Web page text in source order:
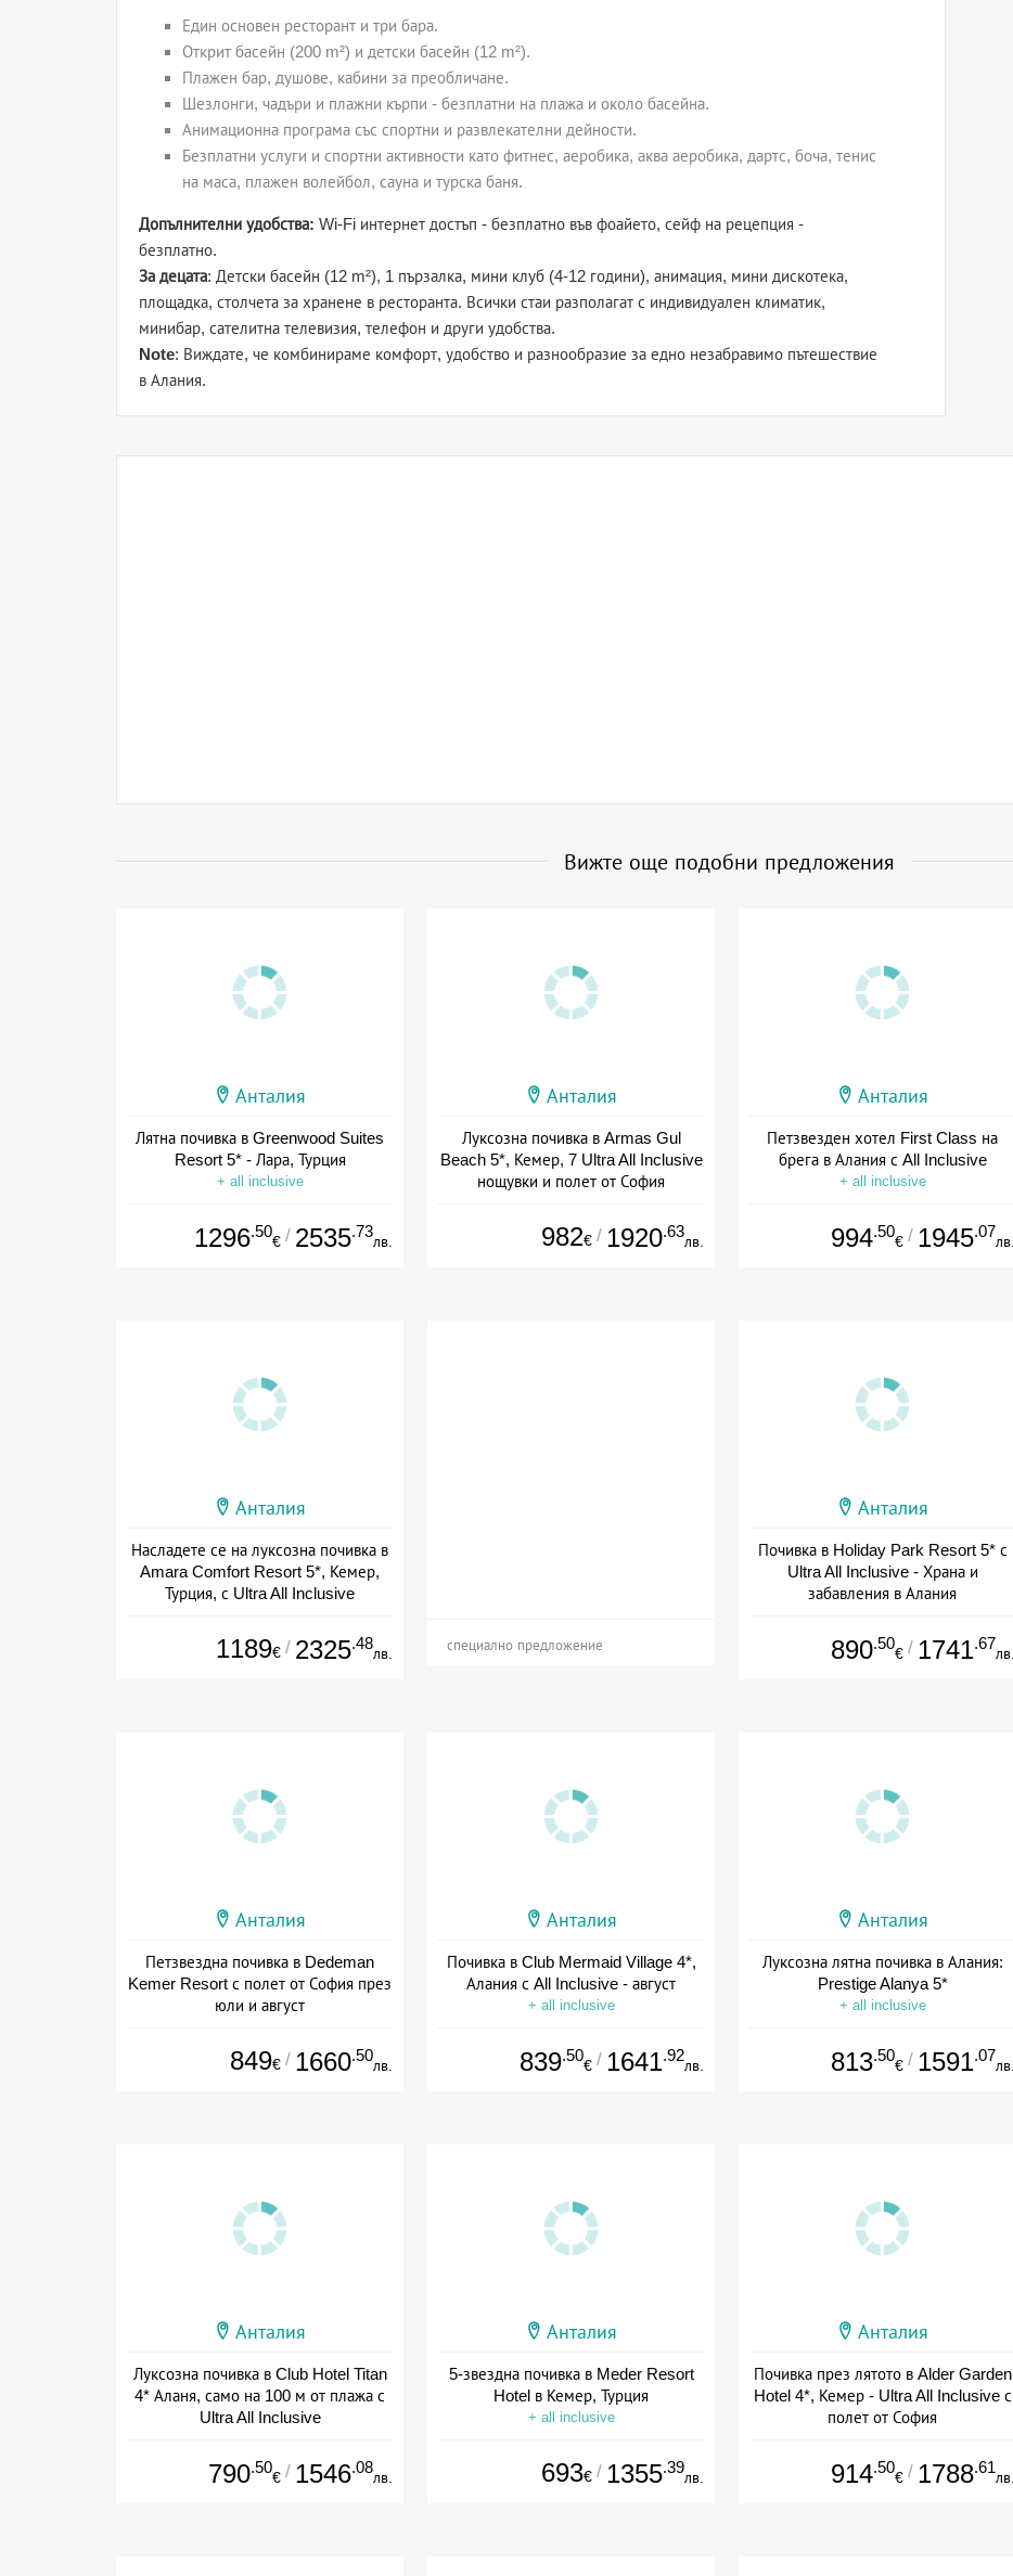
Един основен ресторант и три бара.
Открит басейн (200 m²) и детски басейн (12 m²).
Плажен бар, душове, кабини за преобличане.
Шезлонги, чадъри и плажни кърпи - безплатни на плажа и около басейна.
Анимационна програма със спортни и развлекателни дейности.
Безплатни услуги и спортни активности като фитнес, аеробика, аква аеробика, дартс, боча, тенис
на маса, плажен волейбол, сауна и турска баня.
Допълнителни удобства: Wi-Fi интернет достъп - безплатно във фоайето, сейф на рецепция -
безплатно.
За децата: Детски басейн (12 m²), 1 пързалка, мини клуб (4-12 години), анимация, мини дискотека,
площадка, столчета за хранене в ресторанта. Всички стаи разполагат с индивидуален климатик,
минибар, сателитна телевизия, телефон и други удобства.
Note: Виждате, че комбинираме комфорт, удобство и разнообразие за едно незабравимо пътешествие
в Алания.
Вижте още подобни предложения
Анталия
Лятна почивка в Greenwood Suites
Resort 5* - Лара, Турция
+ all inclusive
1296.50
€ / 2535.73
лв.
Анталия
Луксозна почивка в Armas Gul
Beach 5*, Кемер, 7 Ultra All Inclusive
нощувки и полет от София
982€ / 1920.63
лв.
Анталия
Петзвезден хотел First Class на
брега в Алания с All Inclusive
+ all inclusive
994.50
€ / 1945.07
лв.
Анталия
Насладете се на луксозна почивка в
Amara Comfort Resort 5*, Кемер,
Турция, с Ultra All Inclusive
1189€ / 2325.48
лв. специално предложение
Анталия
Почивка в Holiday Park Resort 5* с
Ultra All Inclusive - Храна и
забавления в Алания
890.50
€ / 1741.67
лв.
Анталия
Петзвездна почивка в Dedeman
Kemer Resort с полет от София през
юли и август
849€ / 1660.50
лв.
Анталия
Почивка в Club Mermaid Village 4*,
Алания с All Inclusive - август
+ all inclusive
839.50
€ / 1641.92
лв.
Анталия
Луксозна лятна почивка в Алания:
Prestige Alanya 5*
+ all inclusive
813.50
€ / 1591.07
лв.
Анталия
Луксозна почивка в Club Hotel Titan
4* Аланя, само на 100 м от плажа с
Ultra All Inclusive
790.50
€ / 1546.08
лв.
Анталия
5-звездна почивка в Meder Resort
Hotel в Кемер, Турция
+ all inclusive
693€ / 1355.39
лв.
Анталия
Почивка през лятото в Alder Garden
Hotel 4*, Кемер - Ultra All Inclusive с
полет от София
914.50
€ / 1788.61
лв.